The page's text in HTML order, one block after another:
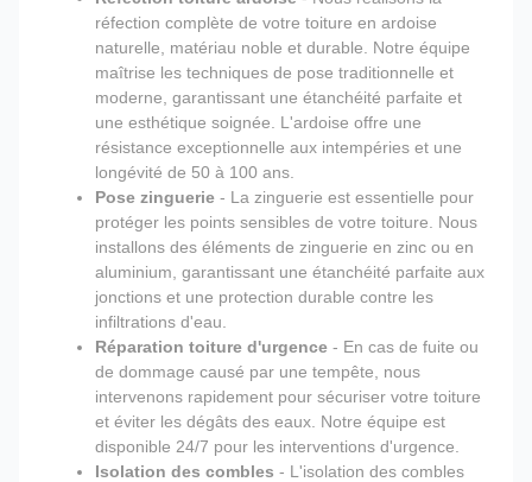
réfection complète de votre toiture en ardoise
naturelle, matériau noble et durable. Notre équipe
maîtrise les techniques de pose traditionnelle et
moderne, garantissant une étanchéité parfaite et
une esthétique soignée. L'ardoise offre une
résistance exceptionnelle aux intempéries et une
longévité de 50 à 100 ans.
Pose zinguerie - La zinguerie est essentielle pour
protéger les points sensibles de votre toiture. Nous
installons des éléments de zinguerie en zinc ou en
aluminium, garantissant une étanchéité parfaite aux
jonctions et une protection durable contre les
infiltrations d'eau.
Réparation toiture d'urgence - En cas de fuite ou
de dommage causé par une tempête, nous
intervenons rapidement pour sécuriser votre toiture
et éviter les dégâts des eaux. Notre équipe est
disponible 24/7 pour les interventions d'urgence.
Isolation des combles - L'isolation des combles